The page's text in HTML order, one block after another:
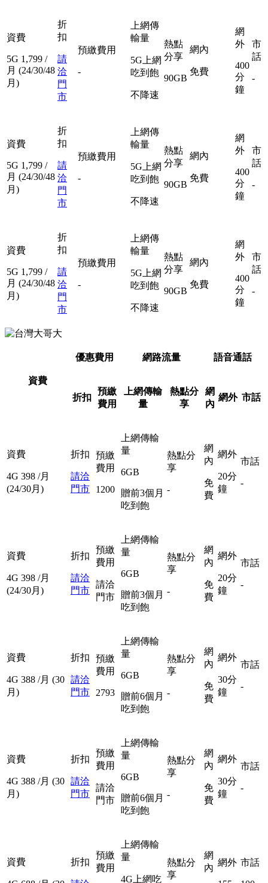
資費
5G 1,799 /
月 (24/30/48
月)
折
扣
請
洽
門
市
預繳費用
-
上網傳
輸量
5G上網
吃到飽
不降速
熱點
分享
90GB
網內
免費
網
外
400
分
鐘
市
話
-
資費
5G 1,799 /
月 (24/30/48
月)
折
扣
請
洽
門
市
預繳費用
-
上網傳
輸量
5G上網
吃到飽
不降速
熱點
分享
90GB
網內
免費
網
外
400
分
鐘
市
話
-
資費
5G 1,799 /
月 (24/30/48
月)
折
扣
請
洽
門
市
預繳費用
-
上網傳
輸量
5G上網
吃到飽
不降速
熱點
分享
90GB
網內
免費
網
外
400
分
鐘
市
話
-
資費
優惠費用 網路流量 語音通話
折扣
預繳
費用
上網傳輸
量
熱點分
享
網
內
網外 市話
資費
4G 398 /月
(24/30月)
折扣
請洽
門市
預繳
費用
1200
上網傳輸
量
6GB
贈前3個月
吃到飽
熱點分
享
-
網
內
免
費
網外
20分
鐘
市話
-
資費
4G 398 /月
(24/30月)
折扣
請洽
門市
預繳
費用
請洽
門市
上網傳輸
量
6GB
贈前3個月
吃到飽
熱點分
享
-
網
內
免
費
網外
20分
鐘
市話
-
資費
4G 388 /月 (30
月)
折扣
請洽
門市
預繳
費用
2793
上網傳輸
量
6GB
贈前6個月
吃到飽
熱點分
享
-
網
內
免
費
網外
30分
鐘
市話
-
資費
4G 388 /月 (30
月)
折扣
請洽
門市
預繳
費用
請洽
門市
上網傳輸
量
6GB
贈前6個月
吃到飽
熱點分
享
-
網
內
免
費
網外
30分
鐘
市話
-
資費 折扣
預繳
費用
上網傳輸
量
4G上網吃
熱點分
享
網
內
網外 市話